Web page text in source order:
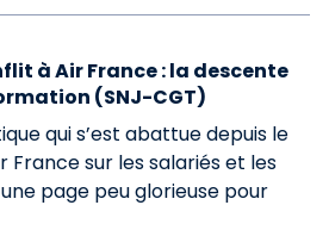
à Air France : la descente
(SNJ-CGT)
qui s’est abattue depuis le
France sur les salariés et les
page peu glorieuse pour